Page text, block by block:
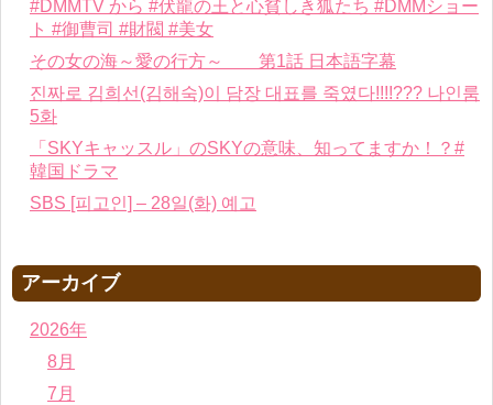
#DMMTV から #伏龍の王と心貧しき狐たち #DMMショー
ト #御曹司 #財閥 #美女
その女の海～愛の行方～ 第1話 日本語字幕
진짜로 김희선(김해숙)이 담장 대표를 죽였다!!!!??? 나인룸
5화
「SKYキャッスル」のSKYの意味、知ってますか！？#
韓国ドラマ
SBS [피고인] – 28일(화) 예고
アーカイブ
2026年
8月
7月